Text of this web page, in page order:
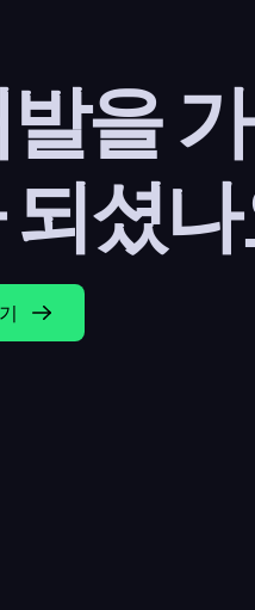
을
셨